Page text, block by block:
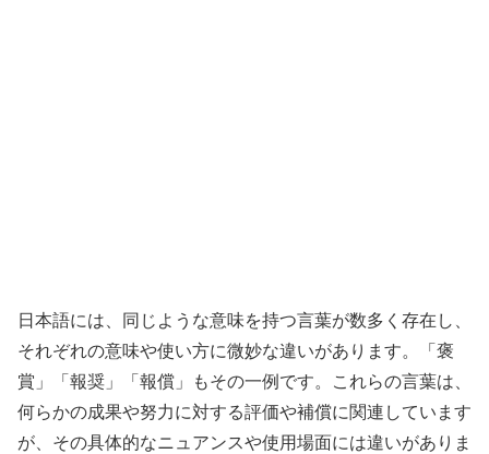
日本語には、同じような意味を持つ言葉が数多く存在し、
それぞれの意味や使い方に微妙な違いがあります。「褒
賞」「報奨」「報償」もその一例です。これらの言葉は、
何らかの成果や努力に対する評価や補償に関連しています
が、その具体的なニュアンスや使用場面には違いがありま